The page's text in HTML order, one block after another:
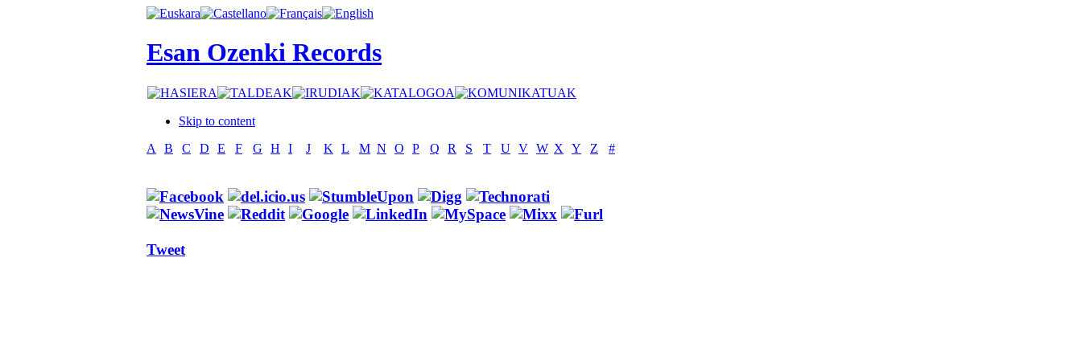
Esan Ozenki Records
Skip to content
A
B C D E F G H I J K L M N O P Q R S T U V W X Y Z #
Tweet